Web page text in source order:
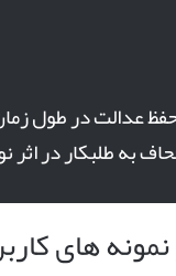
عدالت در طول
به طلبکار در
های